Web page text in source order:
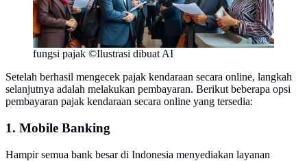
fungsi pajak ©Ilustrasi dibuat AI
Setelah berhasil mengecek pajak kendaraan secara online, langkah
selanjutnya adalah melakukan pembayaran. Berikut beberapa opsi
pembayaran pajak kendaraan secara online yang tersedia:
1. Mobile Banking
Hampir semua bank besar di Indonesia menyediakan layanan